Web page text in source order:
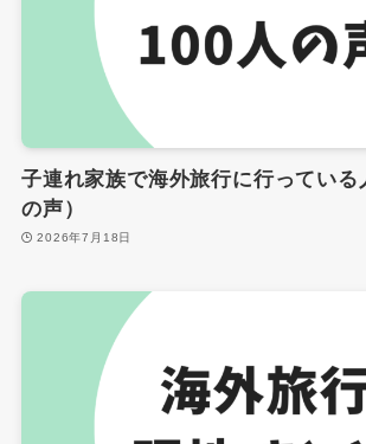
子連れ家族で海外旅行に行っている
の声）
2026年7月18日